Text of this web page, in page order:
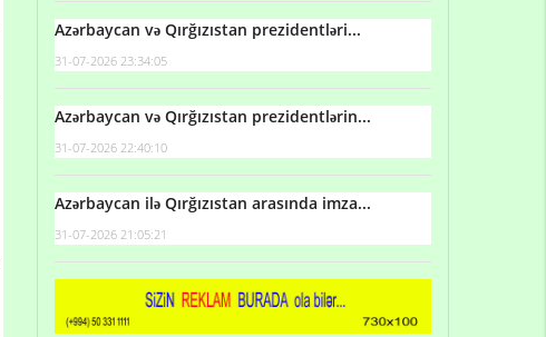
Azərbaycan və Qırğızıstan prezidentləri...
31-07-2026 23:34:05
Azərbaycan və Qırğızıstan prezidentlərin...
31-07-2026 22:40:10
Azərbaycan ilə Qırğızıstan arasında imza...
31-07-2026 21:05:21